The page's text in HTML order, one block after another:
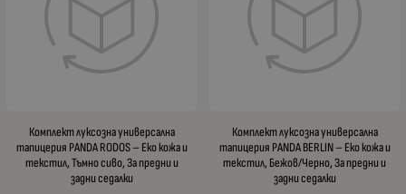
Комплект луксозна универсална
тапицерия PANDA RODOS – Еко кожа и
текстил, Тъмно сиво, За предни и
задни седалки
Комплект луксозна универсална
тапицерия PANDA BERLIN – Еко кожа и
текстил, Бежов/Черно, За предни и
задни седалки